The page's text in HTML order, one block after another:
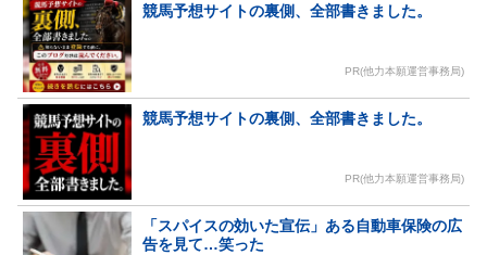
競馬予想サイトの裏側、全部書きました。
PR(他力本願運営事務局)
競馬予想サイトの裏側、全部書きました。
PR(他力本願運営事務局)
「スパイスの効いた宣伝」ある自動車保険の広
告を見て…笑った